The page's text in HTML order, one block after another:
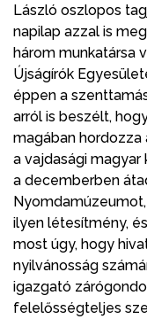
László oszlopos
napilap azzal is
három munkatársa
Újságírók
éppen a
arról is beszélt,
magában hordozza
a vajdasági
a decemberben
ilyen létesítmény,
most úgy, hogy
nyilvánosság
igazgató
felelősségteljes